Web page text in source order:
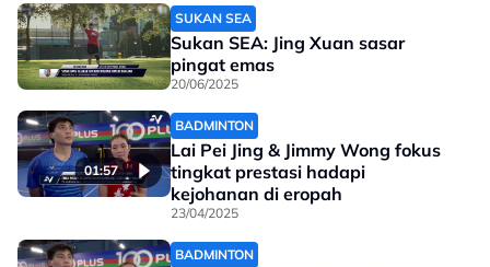
SUKAN SEA
Sukan SEA: Jing Xuan sasar
pingat emas
20/06/2025
01:57
BADMINTON
Lai Pei Jing & Jimmy Wong fokus
tingkat prestasi hadapi
kejohanan di eropah
23/04/2025
BADMINTON